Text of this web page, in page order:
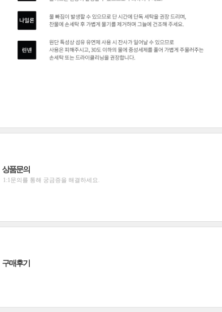
상품문의
1:1문의를 통해 궁금증을 해결하세요.
구매후기